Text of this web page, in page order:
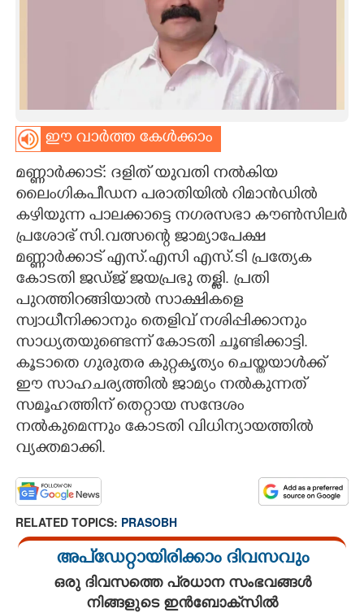
CARTOONS
LITERATURE
ZOOM
CONTACT US
ഈ വാർത്ത കേൾക്കാം
മണ്ണാർക്കാട്: ദളിത് യുവതി നൽകിയ
ലൈംഗികപീഡന പരാതിയിൽ റിമാൻഡിൽ
കഴിയുന്ന പാലക്കാട്ടെ നഗരസഭാ കൗൺസിലർ
പ്രശോഭ് സി.വത്സന്റെ ജാമ്യാപേക്ഷ
മണ്ണാർക്കാട് എസ്.എസി എസ്.ടി പ്രത്യേക
കോടതി ജഡ്ജ് ജയപ്രഭു തള്ളി. പ്രതി
പുറത്തിറങ്ങിയാൽ സാക്ഷികളെ
സ്വാധീനിക്കാനും തെളിവ് നശിപ്പിക്കാനും
സാധ്യതയുണ്ടെന്ന് കോടതി ചൂണ്ടിക്കാട്ടി.
കൂടാതെ ഗുരുതര കുറ്റകൃത്യം ചെയ്തയാൾക്ക്
ഈ സാഹചര്യത്തിൽ ജാമ്യം നൽകുന്നത്
സമൂഹത്തിന് തെറ്റായ സന്ദേശം
നൽകുമെന്നും കോടതി വിധിന്യായത്തിൽ
വ്യക്തമാക്കി.
RELATED TOPICS: PRASOBH
അപ്ഡേറ്റായിരിക്കാം ദിവസവും
ഒരു ദിവസത്തെ പ്രധാന സംഭവങ്ങൾ
നിങ്ങളുടെ ഇൻബോക്സിൽ